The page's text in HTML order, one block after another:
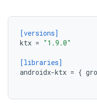
[versions]
ktx = "1.9.0"
[libraries]
androidx-ktx = {